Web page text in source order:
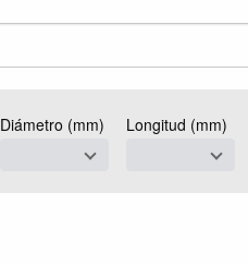
Diámetro (mm) Longitud (mm)